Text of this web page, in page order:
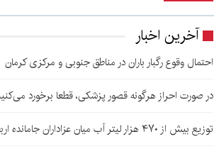
آخرین اخبار
احتمال وقوع رگبار باران در مناطق جنوبی و مرکزی کرمان
در صورت احراز هرگونه قصور پزشکی، قطعا برخورد
توزیع بیش از ۴۷۰ هزار لیتر آب میان عزاداران جامانده اربعین در کرمان